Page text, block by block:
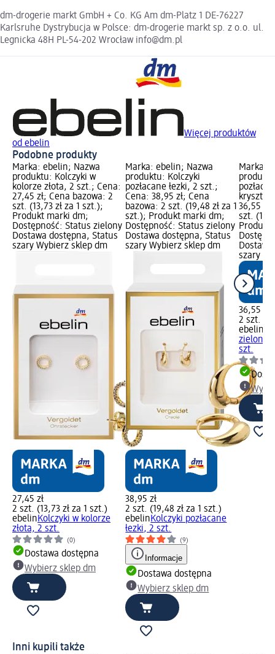
dm-drogerie markt GmbH + Co. KG Am dm-Platz 1 DE-76227
Karlsruhe Dystrybucja w Polsce: dm-drogerie markt sp. z o.o. ul.
Legnicka 48H PL-54-202 Wrocław info@dm.pl
Więcej produktów
od ebelin
Podobne produkty
Marka: ebelin; Nazwa
produktu: Kolczyki w
kolorze złota, 2 szt.; Cena:
27,45 zł; Cena bazowa: 2
szt. (13,73 zł za 1 szt.);
Produkt marki dm;
Dostępność: Status zielony
Dostawa dostępna, Status
szary Wybierz sklep dm
27,45 zł
2 szt. (13,73 zł za 1 szt.)
ebelinKolczyki w kolorze
złota, 2 szt.
(0)
Dostawa dostępna
Wybierz sklep dm
Marka: ebelin; Nazwa
produktu: Kolczyki
pozłacane łezki, 2 szt.;
Cena: 38,95 zł; Cena
bazowa: 2 szt. (19,48 zł za 1
szt.); Produkt marki dm;
Dostępność: Status zielony
Dostawa dostępna, Status
szary Wybierz sklep dm
38,95 zł
2 szt. (19,48 zł za 1 szt.)
ebelinKolczyki pozłacane
łezki, 2 szt.
(9)
Informacje
Dostawa dostępna
Wybierz sklep dm
Marka:
36,55
szt.
Produkt
szary
36,55 zł
2 szt.
ebelin
szt.
Inni kupili także